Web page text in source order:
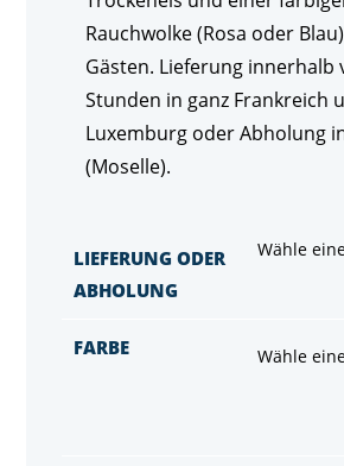
Rauchwolke (Rosa oder
Gästen. Lieferung innerhalb
Stunden in ganz Frankreich
Luxemburg oder Abholung
(Moselle).
LIEFERUNG ODER
ABHOLUNG
Wähle
FARBE Wähle